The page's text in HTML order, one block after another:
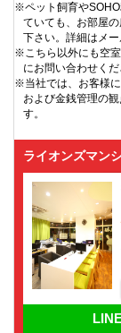
※ペット飼育や
ていても、お部屋
下さい。詳細はメ
※こちら以外にも空
にお問い合わせくだ
※当社では、お客様
および金銭管理の
す。
ライオンズマン